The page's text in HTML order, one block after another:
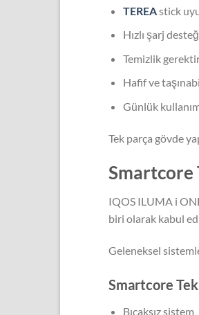
TEREAstick
Hızlı şarj
Temizlik
Hafif ve
Günlük
Tek parça gövde
Smartcore
IQOS ILUMA i
biri olarak kabul
Geleneksel
Smartcore
Bıçaksız sistem